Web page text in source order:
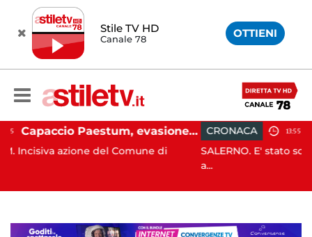
Stile TV HD
Canale 78 OTTIENI
Capaccio Paestum, evasione tassa di soggiorno: scoperte 49 strutture fantasma, elevate 132 sanzioni
del Comune di
CRONACA 13:55
SALERNO. E' stato scoperto solo